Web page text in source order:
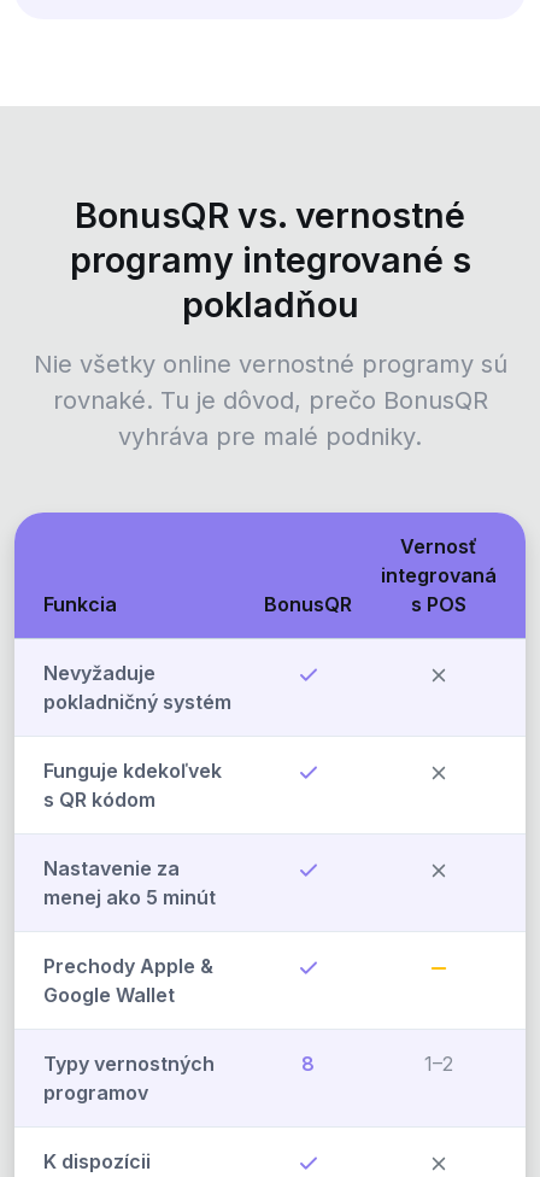
BonusQR vs. vernostné
programy integrované s
pokladňou
Nie všetky online vernostné programy sú
rovnaké. Tu je dôvod, prečo BonusQR
vyhráva pre malé podniky.
Funkcia BonusQR
Vernosť
integrovaná
s POS
Nevyžaduje
pokladničný systém
Funguje kdekoľvek
s QR kódom
Nastavenie za
menej ako 5 minút
Prechody Apple &
Google Wallet
Typy vernostných
programov
8 1–2
K dispozícii